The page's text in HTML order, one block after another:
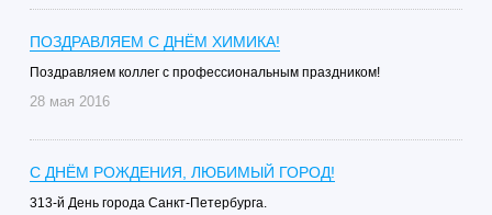
ПОЗДРАВЛЯЕМ С ДНЁМ ХИМИКА!
Поздравляем коллег с профессиональным праздником!
28 мая 2016
С ДНЁМ РОЖДЕНИЯ, ЛЮБИМЫЙ ГОРОД!
313-й День города Санкт-Петербурга.